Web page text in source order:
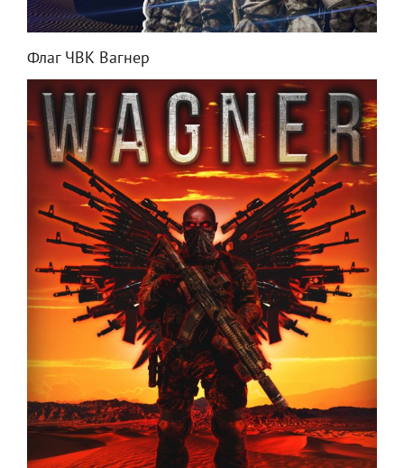
Флаг ЧВК Вагнер